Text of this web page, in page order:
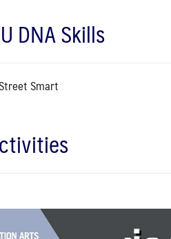
DNA Skills
Smart